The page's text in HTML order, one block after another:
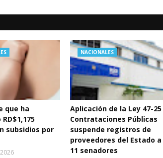
que ha
subsidios por
NACIONALES
Aplicación de la Ley 47-25
Contrataciones Públicas
suspende registros de
proveedores del Estado a
11 senadores